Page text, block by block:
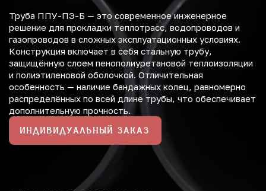
Труба ППУ-ПЭ-Б — это современное инженерное
решение для прокладки теплотрасс, водопроводов и
газопроводов в сложных эксплуатационных условиях.
Конструкция включает в себя стальную трубу,
защищённую слоем пенополиуретановой теплоизоляции
и полиэтиленовой оболочкой. Отличительная
особенность — наличие бандажных колец, равномерно
распределённых по всей длине трубы, что обеспечивает
дополнительную прочность.
ИНДИВИДУАЛЬНЫЙ ЗАКАЗ